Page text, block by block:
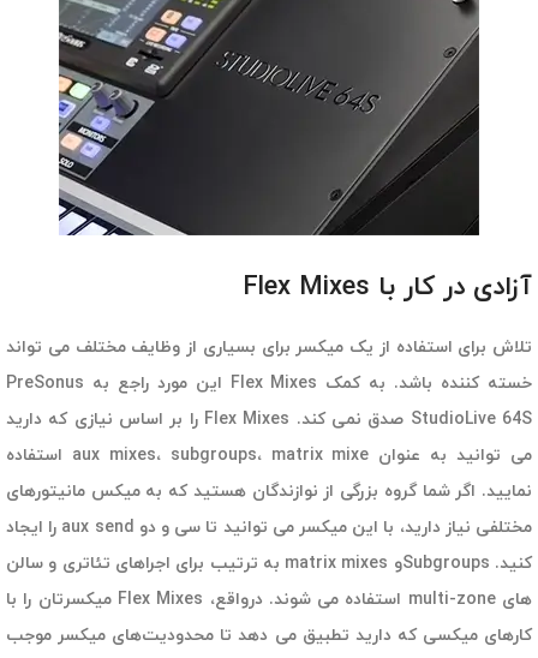
آزادی در کار با Flex Mixes
تلاش برای استفاده از یک میکسر برای بسیاری از وظایف مختلف می تواند
خسته کننده باشد. به کمک Flex Mixes این مورد راجع به PreSonus
StudioLive 64S صدق نمی کند. Flex Mixes را بر اساس نیازی که دارید
می توانید به عنوان aux mixes، subgroups، matrix mixe استفاده
نمایید. اگر شما گروه بزرگی از نوازندگان هستید که به میکس مانیتورهای
مختلفی نیاز دارید، با این میکسر می توانید تا سی و دو aux send را ایجاد
کنید. Subgroupsو matrix mixes به ترتیب برای اجراهای تئاتری و سالن
های multi-zone استفاده می شوند. درواقع، Flex Mixes میکسرتان را با
کارهای میکسی که دارید تطبیق می دهد تا محدودیت‌های میکسر موجب